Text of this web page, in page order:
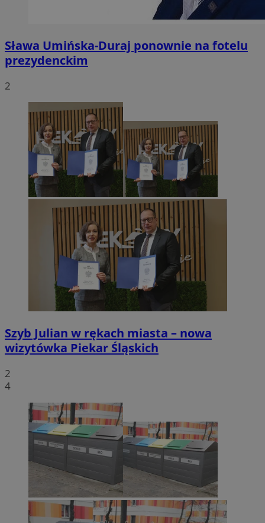
Sława Umińska-Duraj ponownie na fotelu
prezydenckim
2
Szyb Julian w rękach miasta – nowa
wizytówka Piekar Śląskich
2
4